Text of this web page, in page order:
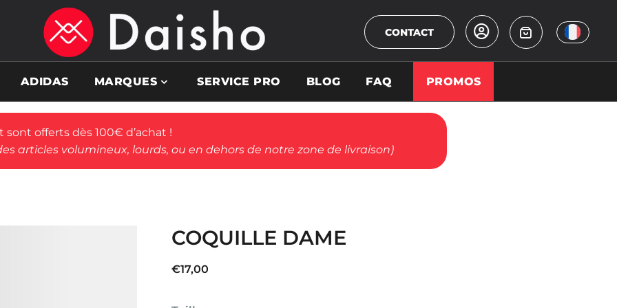
CONTACT
ADIDAS MARQUES SERVICE PRO BLOG FAQ PROMOS
sont offerts dès 100€ d’achat !
articles volumineux, lourds, ou en dehors de notre zone de livraison)
COQUILLE DAME
€17,00